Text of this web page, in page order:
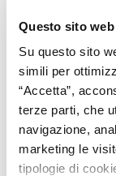
Questo sito
Su questo sito
simili per
“Accetta”,
terze parti, che
navigazione,
marketing le
tipologie di